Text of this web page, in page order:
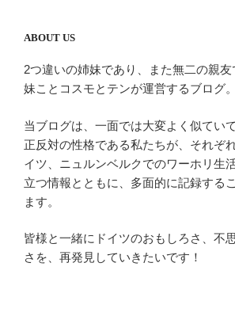
ABOUT US
2つ違いの姉妹であり、また無二の親
妹ことコスモとテンが運営するブログ。
当ブログは、一面では大変よく似てい
正反対の性格である私たちが、それぞ
イツ、ニュルンベルクでのワーホリ生
立つ情報とともに、多面的に記録する
ます。
皆様と一緒にドイツのおもしろさ、不
さを、再発見していきたいです！